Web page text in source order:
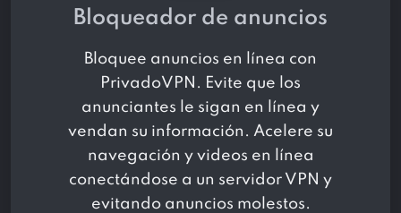
Bloqueador de anuncios
Bloquee anuncios en línea con
PrivadoVPN. Evite que los
anunciantes le sigan en línea y
vendan su información. Acelere su
navegación y videos en línea
conectándose a un servidor VPN y
evitando anuncios molestos.